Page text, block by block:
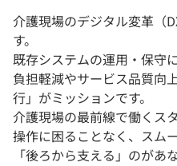
介護現場のデジタル変革（
す。
既存システムの運用・保守
負担軽減やサービス品質向
行」がミッションです。
介護現場の最前線で働くス
操作に困ることなく、スム
「後ろから支える」のがあ